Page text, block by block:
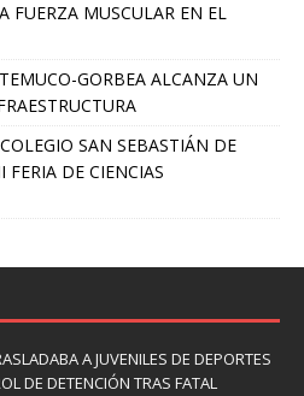
FUERZA MUSCULAR EN EL
GORBEA ALCANZA UN
SAN SEBASTIÁN DE
DE CIENCIAS
A JUVENILES DE DEPORTES
DE DETENCIÓN TRAS FATAL